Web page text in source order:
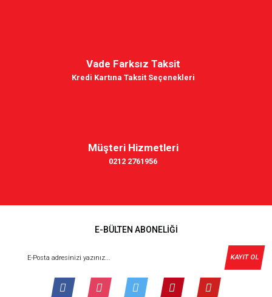
Vade Farksız Taksit
Kredi Kartına Taksit Seçenekleri
Müşteri Hizmetleri
0212 2761956
E-BÜLTEN ABONELİĞİ
KAYIT OL